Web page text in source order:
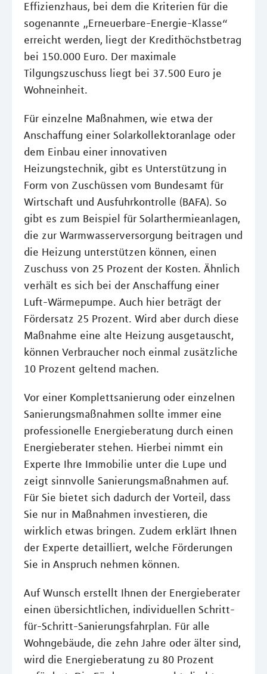
Effizienzhaus, bei dem die Kriterien für die
sogenannte „Erneuerbare-Energie-Klasse“
erreicht werden, liegt der Kredithöchstbetrag
bei 150.000 Euro. Der maximale
Tilgungszuschuss liegt bei 37.500 Euro je
Wohneinheit.
Für einzelne Maßnahmen, wie etwa der
Anschaffung einer Solarkollektoranlage oder
dem Einbau einer innovativen
Heizungstechnik, gibt es Unterstützung in
Form von Zuschüssen vom Bundesamt für
Wirtschaft und Ausfuhrkontrolle (BAFA). So
gibt es zum Beispiel für Solarthermieanlagen,
die zur Warmwasserversorgung beitragen und
die Heizung unterstützen können, einen
Zuschuss von 25 Prozent der Kosten. Ähnlich
verhält es sich bei der Anschaffung einer
Luft-Wärmepumpe. Auch hier beträgt der
Fördersatz 25 Prozent. Wird aber durch diese
Maßnahme eine alte Heizung ausgetauscht,
können Verbraucher noch einmal zusätzliche
10 Prozent geltend machen.
Vor einer Komplettsanierung oder einzelnen
Sanierungsmaßnahmen sollte immer eine
professionelle Energieberatung durch einen
Energieberater stehen. Hierbei nimmt ein
Experte Ihre Immobilie unter die Lupe und
zeigt sinnvolle Sanierungsmaßnahmen auf.
Für Sie bietet sich dadurch der Vorteil, dass
Sie nur in Maßnahmen investieren, die
wirklich etwas bringen. Zudem erklärt Ihnen
der Experte detailliert, welche Förderungen
Sie in Anspruch nehmen können.
Auf Wunsch erstellt Ihnen der Energieberater
einen übersichtlichen, individuellen Schritt-
für-Schritt-Sanierungsfahrplan. Für alle
Wohngebäude, die zehn Jahre oder älter sind,
wird die Energieberatung zu 80 Prozent